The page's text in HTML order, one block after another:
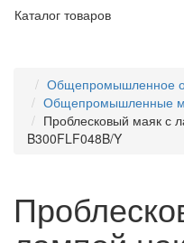
Каталог товаров
Общепромышленное
Общепромышленные
Проблесковый маяк с
B300FLF048B/Y